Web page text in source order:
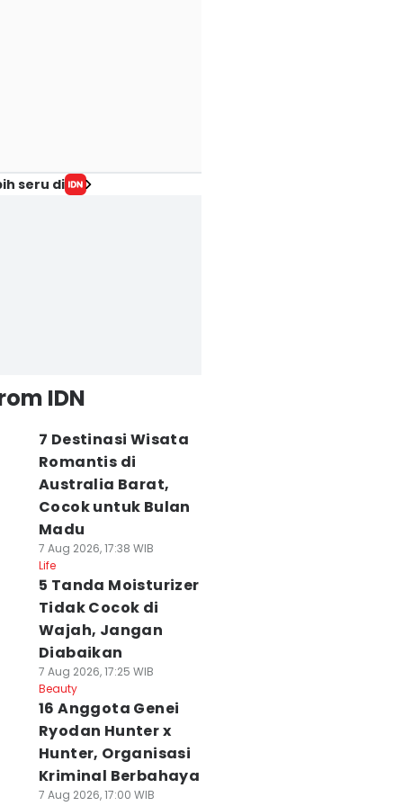
seru di
IDN
7 Destinasi Wisata
Romantis di
Australia Barat,
Cocok untuk Bulan
Madu
7 Aug 2026, 17:38 WIB
Life
5 Tanda Moisturizer
Tidak Cocok di
Wajah, Jangan
Diabaikan
7 Aug 2026, 17:25 WIB
Beauty
16 Anggota Genei
Ryodan Hunter x
Hunter, Organisasi
Kriminal Berbahaya
7 Aug 2026, 17:00 WIB